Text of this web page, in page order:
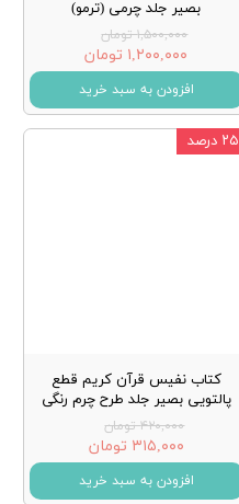
بصیر جلد چرمی (ترمو)
۱,۵۰۰,۰۰۰ تومان
۱,۲۰۰,۰۰۰ تومان
افزودن به سبد خرید
کتاب نفیس قرآن کریم قطع
پالتویی بصیر جلد طرح چرم رنگی
۴۲۰,۰۰۰ تومان
۳۱۵,۰۰۰ تومان
افزودن به سبد خرید
۲۵ درصد